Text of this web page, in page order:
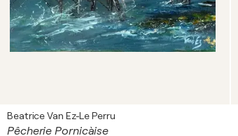
Beatrice Van Ez-Le Perru
Pêcherie Pornicàise